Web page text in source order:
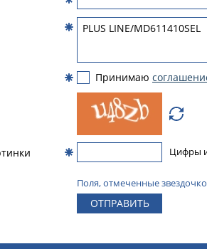
Принимаю
Цифры и
Поля, отмеченные
ОТПРАВИТЬ